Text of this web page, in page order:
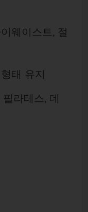
웨이스트, 절
태 유지
필라테스, 데